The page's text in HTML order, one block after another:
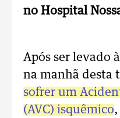
no Hospital
Após ser levado
na manhã desta
sofrer um
(AVC) isquêmico